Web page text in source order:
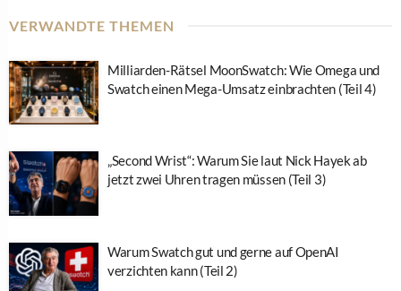
VERWANDTE THEMEN
Milliarden-Rätsel MoonSwatch: Wie Omega und
Swatch einen Mega-Umsatz einbrachten (Teil 4)
„Second Wrist“: Warum Sie laut Nick Hayek ab
jetzt zwei Uhren tragen müssen (Teil 3)
Warum Swatch gut und gerne auf OpenAI
verzichten kann (Teil 2)